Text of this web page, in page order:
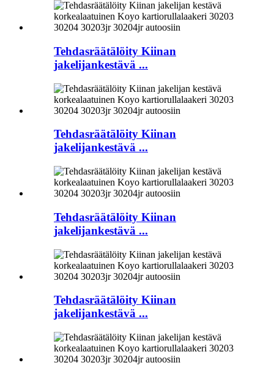
Tehdasräätälöity Kiinan
jakelijankestävä ...
Tehdasräätälöity Kiinan
jakelijankestävä ...
Tehdasräätälöity Kiinan
jakelijankestävä ...
Tehdasräätälöity Kiinan
jakelijankestävä ...